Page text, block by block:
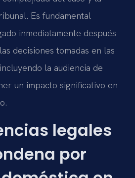
Es fundamental
inmediatamente después
decisiones tomadas en las
la audiencia de
un impacto significativo en
legales
por